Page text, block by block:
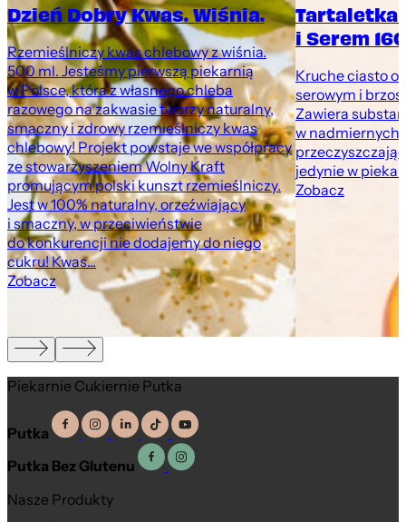
Dzień Dobry Kwas. Wiśnia.
Rzemieślniczy kwas chlebowy z wiśnia.
500 ml. Jesteśmy pierwszą piekarnią
w Polsce, która z własnego chleba
razowego na zakwasie tworzy naturalny,
smaczny i zdrowy rzemieślniczy kwas
chlebowy! Projekt powstaje we współpracy
ze stowarzyszeniem Wolny Kraft
promującym polski kunszt rzemieślniczy.
Jest w 100% naturalny, orzeźwiający
i smaczny, w przeciwieństwie
do konkurencji nie dodajemy do niego
cukru! Kwas...
Zobacz
Tartaletka
i Serem
Kruche ciasto
serowym i
Zawiera
w nadmiernych
jedynie w
Zobacz
Piekarnie Cukiernie Putka
Putka
Putka Bez Glutenu
Nasze Produkty